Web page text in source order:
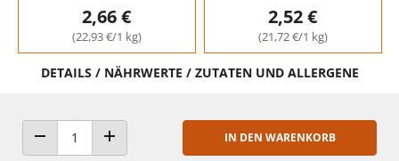
2,66 €
(22,93 €/1 kg)
2,52 €
(21,72 €/1 kg)
DETAILS / NÄHRWERTE / ZUTATEN UND ALLERGENE
ANZAHL VERRINGERNANZAHL ERHÖHEN
IN DEN WARENKORB